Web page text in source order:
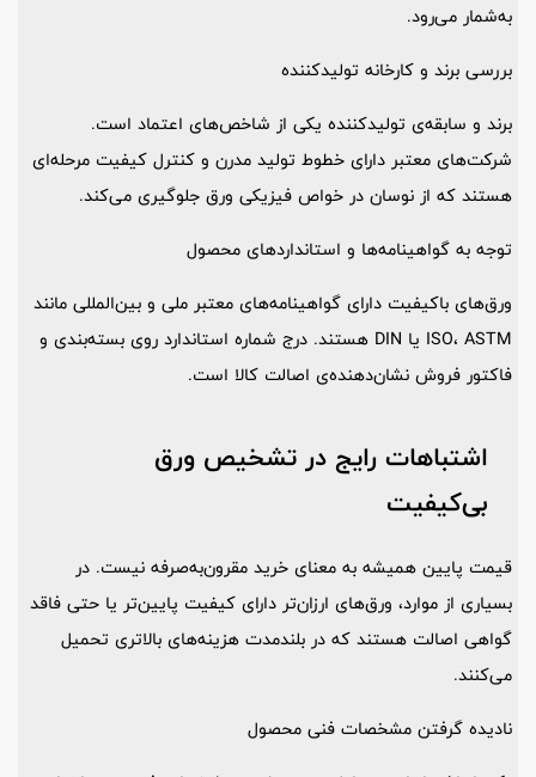
به‌شمار می‌رود.
بررسی برند و کارخانه تولیدکننده
برند و سابقه‌ی تولیدکننده یکی از شاخص‌های اعتماد است.
شرکت‌های معتبر دارای خطوط تولید مدرن و کنترل کیفیت مرحله‌ای
هستند که از نوسان در خواص فیزیکی ورق جلوگیری می‌کند.
توجه به گواهینامه‌ها و استانداردهای محصول
ورق‌های باکیفیت دارای گواهینامه‌های معتبر ملی و بین‌المللی مانند
ISO، ASTM یا DIN هستند. درج شماره استاندارد روی بسته‌بندی و
فاکتور فروش نشان‌دهنده‌ی اصالت کالا است.
اشتباهات رایج در تشخیص ورق
بی‌کیفیت
قیمت پایین همیشه به معنای خرید مقرون‌به‌صرفه نیست. در
بسیاری از موارد، ورق‌های ارزان‌تر دارای کیفیت پایین‌تر یا حتی فاقد
گواهی اصالت هستند که در بلندمدت هزینه‌های بالاتری تحمیل
می‌کنند.
نادیده گرفتن مشخصات فنی محصول